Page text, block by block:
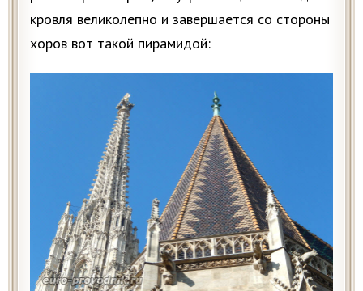
кровля великолепно и завершается со стороны
хоров вот такой пирамидой: